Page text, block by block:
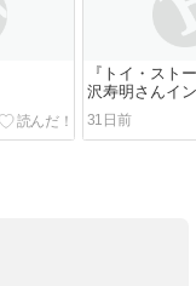
『トイ・スト
沢寿明さんイ
31日前